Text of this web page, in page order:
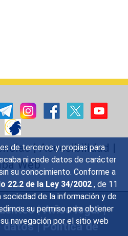
de terceros y propias para
ni cede datos de carácter
su conocimiento. Conforme a
22.2 de la Ley 34/2002 , de 11
sociedad de la información y de
su permiso para obtener
navegación por el sitio web
|Accesibilidad |
Web
|Aviso legal|
datos|Política de